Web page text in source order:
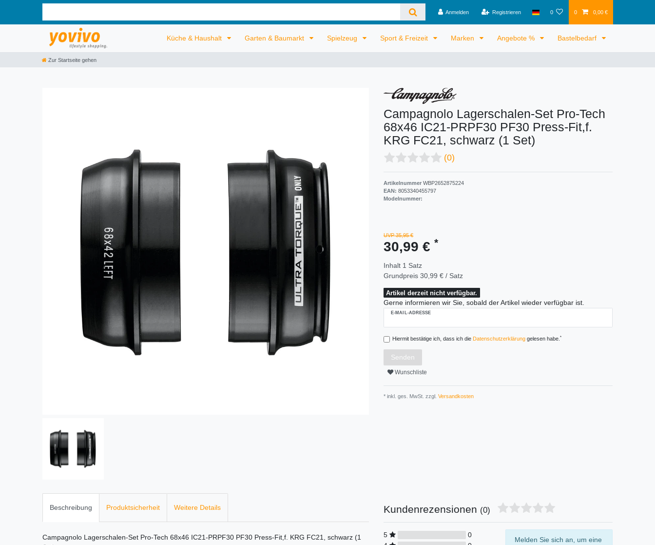
Anmelden Registrieren 0 0 0,00 €
Küche & Haushalt Garten & Baumarkt Spielzeug Sport & Freizeit Marken Angebote % Bastelbedarf
Zur Startseite gehen
Campagnolo Lagerschalen-Set Pro-Tech
68x46 IC21-PRPF30 PF30 Press-Fit,f.
KRG FC21, schwarz (1 Set)
(0)
Artikelnummer WBP2652875224
EAN: 8053340455797
Modelnummer:
UVP 35,95 €
30,99 € *
Inhalt 1 Satz
Grundpreis 30,99 € / Satz
Artikel derzeit nicht verfügbar.
Gerne informieren wir Sie, sobald der Artikel wieder verfügbar ist.
E-MAIL-ADRESSE
Hiermit bestätige ich, dass ich die Daten­schutz­erklärunggelesen habe. *
Senden
Wunschliste
* inkl. ges. MwSt. zzgl. Versandkosten
Beschreibung Produktsicherheit Weitere Details
Campagnolo Lagerschalen-Set Pro-Tech 68x46 IC21-PRPF30 PF30 Press-Fit,f. KRG FC21, schwarz (1
Kundenrezensionen (0)
5
0
Melden Sie sich an, um eine